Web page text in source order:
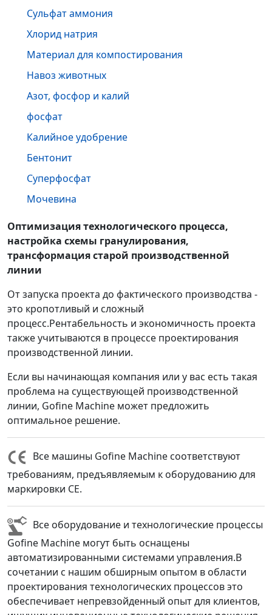
Сульфат аммония
Хлорид натрия
Материал для компостирования
Навоз животных
Азот, фосфор и калий
фосфат
Калийное удобрение
Бентонит
Суперфосфат
Мочевина
Оптимизация технологического процесса,
настройка схемы гранулирования,
трансформация старой производственной
линии
От запуска проекта до фактического производства -
это кропотливый и сложный
процесс.Рентабельность и экономичность проекта
также учитываются в процессе проектирования
производственной линии.
Если вы начинающая компания или у вас есть такая
проблема на существующей производственной
линии, Gofine Machine может предложить
оптимальное решение.
Все машины Gofine Machine соответствуют
требованиям, предъявляемым к оборудованию для
маркировки CE.
Все оборудование и технологические процессы
Gofine Machine могут быть оснащены
автоматизированными системами управления.В
сочетании с нашим обширным опытом в области
проектирования технологических процессов это
обеспечивает непревзойденный опыт для клиентов,